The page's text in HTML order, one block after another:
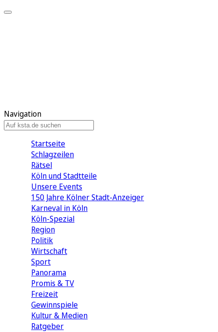
Navigation
Startseite
Schlagzeilen
Rätsel
Köln und Stadtteile
Unsere Events
150 Jahre Kölner Stadt-Anzeiger
Karneval in Köln
Köln-Spezial
Region
Politik
Wirtschaft
Sport
Panorama
Promis & TV
Freizeit
Gewinnspiele
Kultur & Medien
Ratgeber